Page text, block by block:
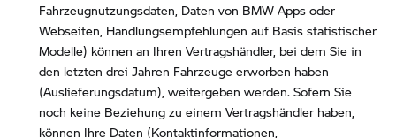
Fahrzeugnutzungsdaten, Daten von BMW Apps oder
Webseiten, Handlungsempfehlungen auf Basis statistischer
Modelle) können an Ihren Vertragshändler, bei dem Sie in
den letzten drei Jahren Fahrzeuge erworben haben
(Auslieferungsdatum), weitergeben werden. Sofern Sie
noch keine Beziehung zu einem Vertragshändler haben,
können Ihre Daten (Kontaktinformationen,